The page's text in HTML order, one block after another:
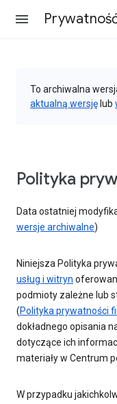
To archiwalna
aktualną wersję lub
Polityka
Data ostatniej
wersje archiwalne)
Niniejsza Polityka
usług i witryn
podmioty zależne lub
(Polityka prywatności
dokładnego opisania
dotyczące ich
materiały w Centrum
W przypadku